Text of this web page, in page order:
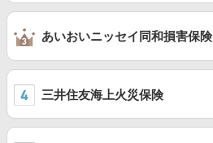
あいおいニッセイ同和損害保険
三井住友海上火災保険